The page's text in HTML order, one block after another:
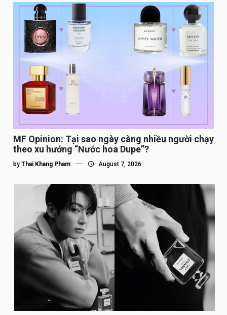
MF Opinion: Tại sao ngày càng nhiều người chạy
theo xu hướng “Nước hoa Dupe”?
by Thai Khang Pham August 7, 2026